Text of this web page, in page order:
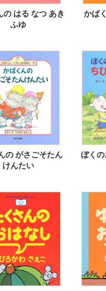
の はる なつ あき
ふゆ
かば
の がさごそたん
けんたい
ぼく